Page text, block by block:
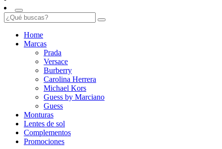
Home
Marcas
Prada
Versace
Burberry
Carolina Herrera
Michael Kors
Guess by Marciano
Guess
Monturas
Lentes de sol
Complementos
Promociones